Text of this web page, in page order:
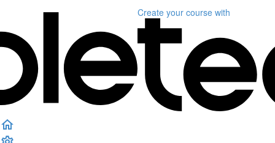
Create your course with